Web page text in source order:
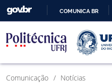
COMUNICA BR
Comunicação Notícias